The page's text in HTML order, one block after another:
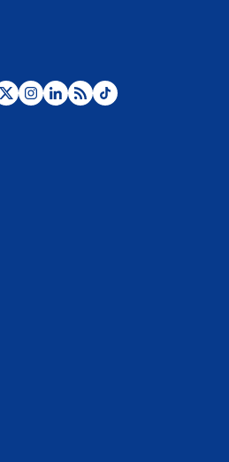
Posesión de Abelardo De La Espriella